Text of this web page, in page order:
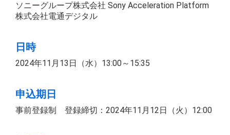
ソニーグループ株式会社 Sony Acceleration Platform
株式会社電通デジタル
日時
2024年11月13日（水）13:00～15:35
申込期日
事前登録制 登録締切：2024年11月12日（火）12:00